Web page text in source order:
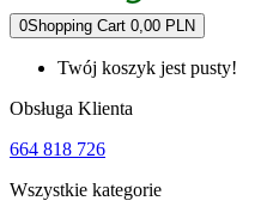
0Shopping Cart 0,00 PLN
Twój koszyk jest pusty!
Obsługa Klienta
664 818 726
Wszystkie kategorie